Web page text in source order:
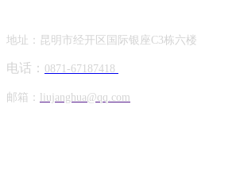
地址：昆明市经开区国际银座C3栋六楼
电话： 0871-67187418
邮箱： liujanghua@qq.com